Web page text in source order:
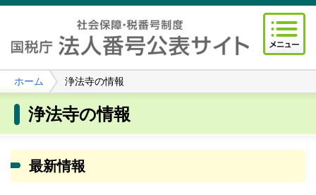
ホーム 浄法寺の情報
浄法寺の情報
最新情報